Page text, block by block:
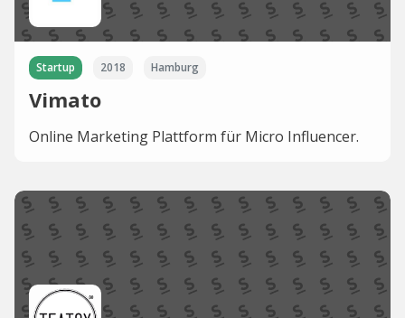
Startup 2018 Hamburg
Vimato
Online Marketing Plattform für Micro Influencer.